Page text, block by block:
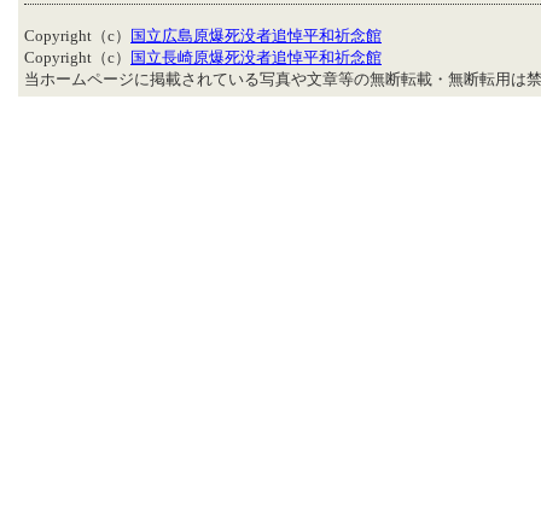
Copyright（c）
国立広島原爆死没者追悼平和祈念館
Copyright（c）
国立長崎原爆死没者追悼平和祈念館
当ホームページに掲載されている写真や文章等の無断転載・無断転用は